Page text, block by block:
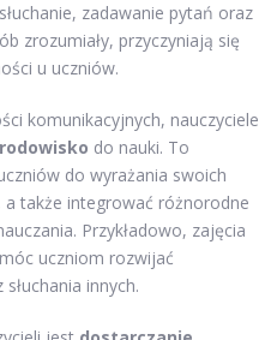
zadawanie pytań oraz
zrozumiały, przyczyniają się
u uczniów.
komunikacyjnych, nauczyciele
do nauki. To
do wyrażania swoich
także integrować różnorodne
Przykładowo, zajęcia
uczniom rozwijać
innych.